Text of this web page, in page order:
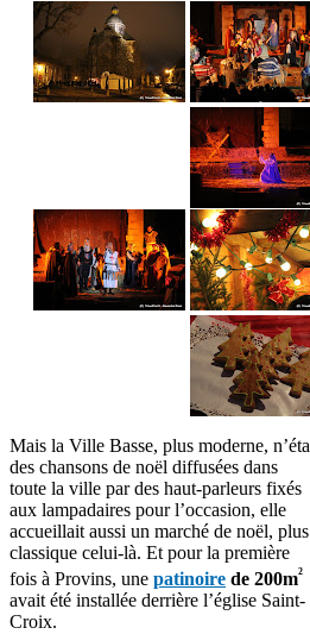
Mais la Ville Basse, plus moderne,
des chansons de noël diffusées dans
toute la ville par des haut-parleurs fixés
aux lampadaires pour l’occasion, elle
accueillait aussi un marché de noël, plus
classique celui-là. Et pour la première
fois à Provins, une patinoire de 200m²
avait été installée derrière l’église Saint-
Croix.